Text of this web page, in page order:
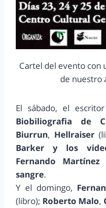
Cartel del evento con
de nuestro
El sábado, el escritor
Biobiliografia de
Biurrun, Hellraiser
Barker
y los
Fernando Martínez
sangre.
Y el domingo,
(libro); Roberto Malo,